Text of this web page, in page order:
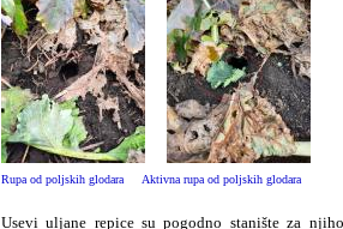
Rupa od poljskih glodara Aktivna rupa od poljskih glodara
Usevi uljane repice su pogodno stanište za